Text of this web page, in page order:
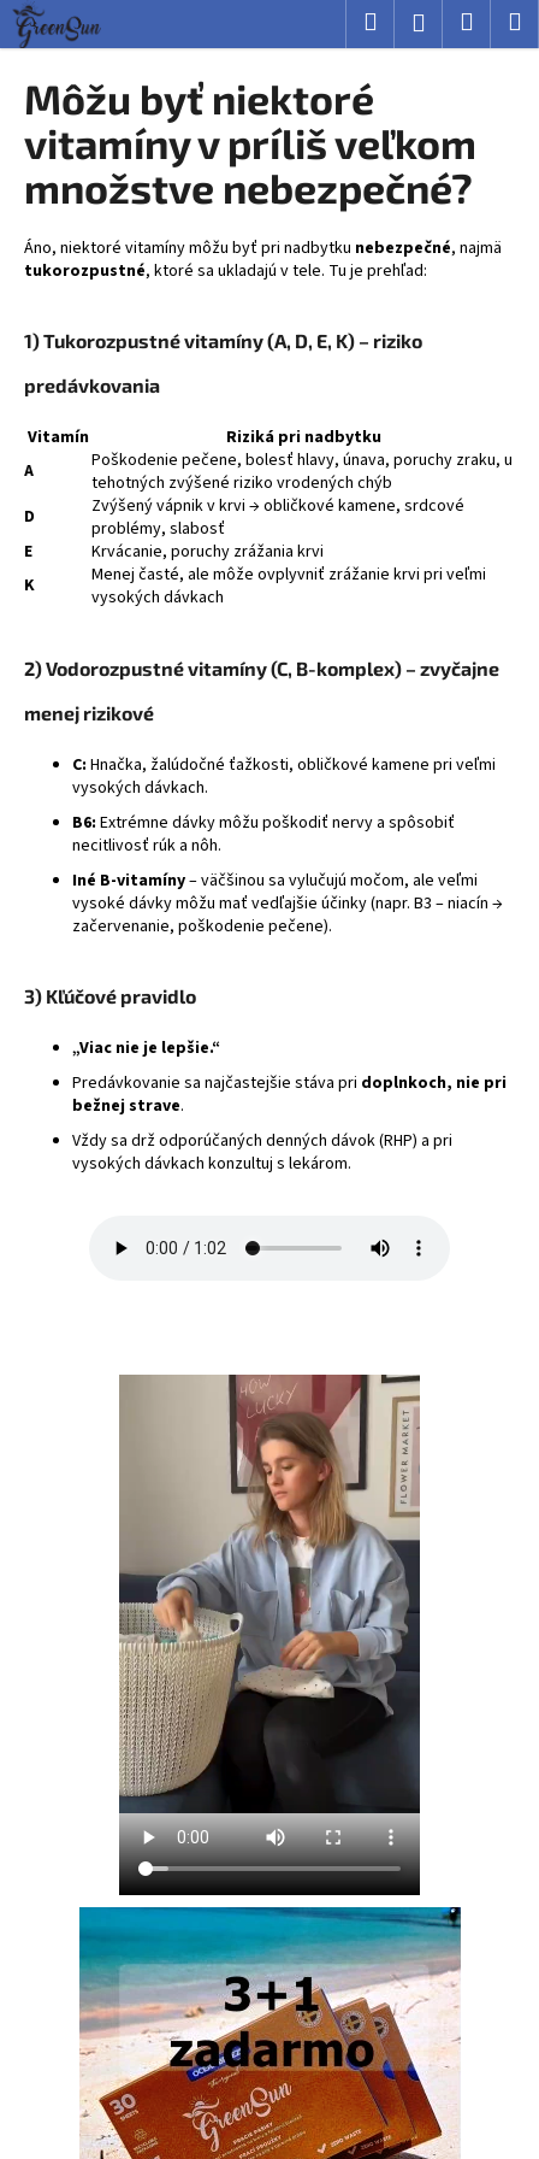
Prejsť
obsah
Hľadať Prihlásenie
Môžu byť niektoré
vitamíny v príliš veľkom
množstve nebezpečné?
Áno, niektoré vitamíny môžu byť pri nadbytku nebezpečné, najmä
tukorozpustné, ktoré sa ukladajú v tele. Tu je prehľad:
1) Tukorozpustné vitamíny (A, D, E, K) – riziko
predávkovania
Vitamín
Riziká pri nadbytku
A
Poškodenie pečene, bolesť hlavy, únava, poruchy zraku, u
tehotných zvýšené riziko vrodených chýb
D
Zvýšený vápnik v krvi → obličkové kamene, srdcové
problémy, slabosť
E
Krvácanie, poruchy zrážania krvi
K
Menej časté, ale môže ovplyvniť zrážanie krvi pri veľmi
vysokých dávkach
2) Vodorozpustné vitamíny (C, B-komplex) – zvyčajne
menej rizikové
C: Hnačka, žalúdočné ťažkosti, obličkové kamene pri veľmi
vysokých dávkach.
B6: Extrémne dávky môžu poškodiť nervy a spôsobiť
necitlivosť rúk a nôh.
Iné B-vitamíny– väčšinou sa vylučujú močom, ale veľmi
vysoké dávky môžu mať vedľajšie účinky (napr. B3 – niacín →
začervenanie, poškodenie pečene).
3) Kľúčové pravidlo
„Viac nie je lepšie.“
Predávkovanie sa najčastejšie stáva pri doplnkoch, nie pri
bežnej strave.
Vždy sa drž odporúčaných denných dávok (RHP) a pri
vysokých dávkach konzultuj s lekárom.
K
o
Č
o
p
t
b
u
e
t
e
n
á
j
ť
HĽADAŤ